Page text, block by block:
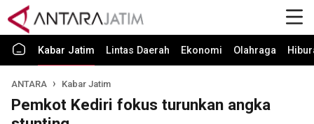
Kabar Jatim Lintas Daerah Ekonomi Olahraga
ANTARA Kabar Jatim
Pemkot Kediri fokus turunkan angka